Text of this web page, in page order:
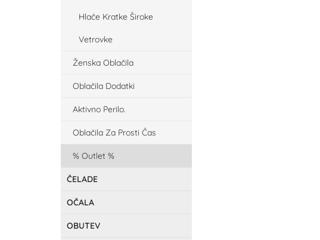
Hlače Kratke Široke
Vetrovke
Ženska Oblačila
Oblačila Dodatki
Aktivno Perilo.
Oblačila Za Prosti Čas
Outlet
ČELADE
OČALA
OBUTEV